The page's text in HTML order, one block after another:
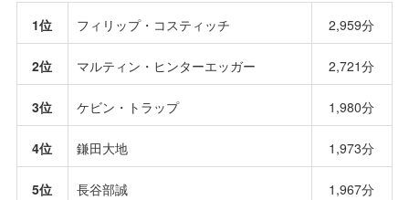
1位 フィリップ・コスティッチ 2,959分
2位 マルティン・ヒンターエッガー 2,721分
3位 ケビン・トラップ 1,980分
4位 鎌田大地 1,973分
5位 長谷部誠 1,967分